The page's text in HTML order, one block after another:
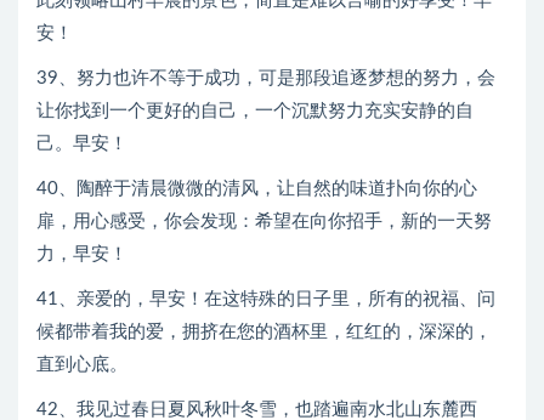
安！
39、努力也许不等于成功，可是那段追逐梦想的努力，会
让你找到一个更好的自己，一个沉默努力充实安静的自
己。早安！
40、陶醉于清晨微微的清风，让自然的味道扑向你的心
扉，用心感受，你会发现：希望在向你招手，新的一天努
力，早安！
41、亲爱的，早安！在这特殊的日子里，所有的祝福、问
候都带着我的爱，拥挤在您的酒杯里，红红的，深深的，
直到心底。
42、我见过春日夏风秋叶冬雪，也踏遍南水北山东麓西